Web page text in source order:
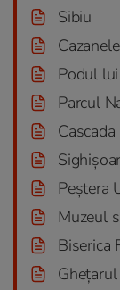
Sibiu
Podul
Parcul
Peștera
Muzeul
Biserica